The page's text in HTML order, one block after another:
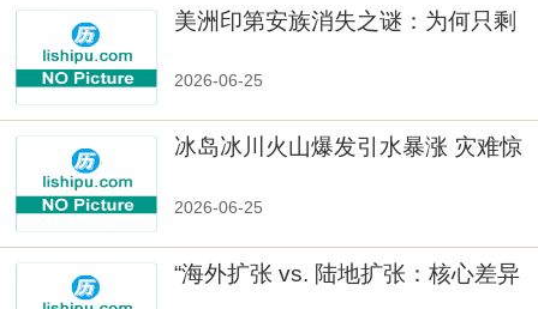
美洲印第安族消失之谜：为何只剩
2026-06-25
冰岛冰川火山爆发引水暴涨 灾难惊
2026-06-25
“海外扩张 vs. 陆地扩张：核心差异